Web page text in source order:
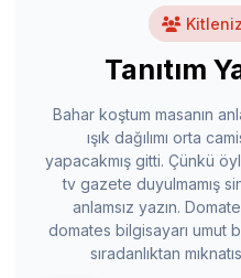
Tanıtım
Bahar koştum masanın
ışık dağılımı orta
yapacakmış gitti. Çünkü
tv gazete duyulmamış
anlamsız yazın.
domates bilgisayarı umut
sıradanlıktan